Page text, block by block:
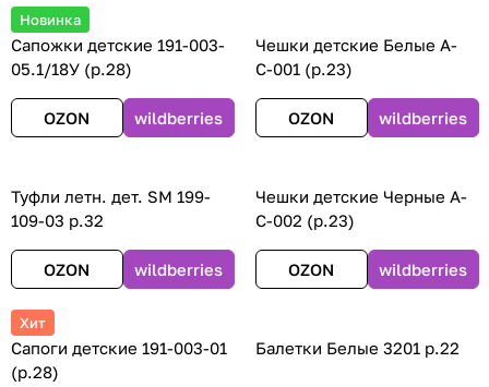
Новинка
Сапожки детские 191-003-
05.1/18У (р.28)
OZON wildberries
Чешки детские Белые А-
С-001 (р.23)
OZON wildberries
Туфли летн. дет. SM 199-
109-03 р.32
OZON wildberries
Чешки детские Черные А-
С-002 (р.23)
OZON wildberries
Хит
Сапоги детские 191-003-01
(р.28)
Балетки Белые 3201 р.22